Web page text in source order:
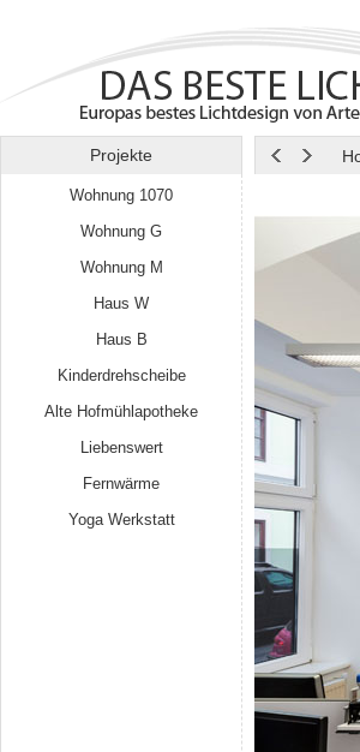
Projekte
Wohnung 1070
Wohnung G
Wohnung M
Haus W
Haus B
Kinderdrehscheibe
Alte Hofmühlapotheke
Liebenswert
Fernwärme
Yoga Werkstatt